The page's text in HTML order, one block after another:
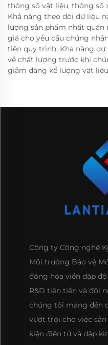
thông số vật liệu, thông số
Khả năng theo dõi dữ liệu
lượng sản phẩm nhất
giá cho yêu cầu chứng
tiến quy trình. Khả năng dự
về chất lượng trước khi
giảm đáng kể lượng vật
Công ty Công nghệ
Môi trường Bảo vệ
động hóa viền dập
R&D tiên tiến và đội
chúng tôi mang đến
vượt trội cho việc
kiện điện tử và dập